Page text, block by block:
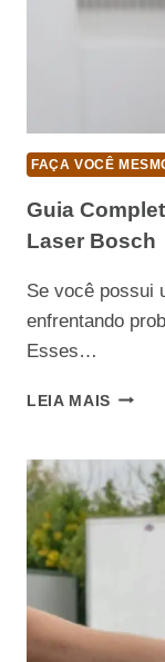
FAÇA VOCÊ
Guia
Laser Bosch
Se você possui
enfrentando
Esses…
LEIA MAIS GUIA
NÍVEL
A
LASER